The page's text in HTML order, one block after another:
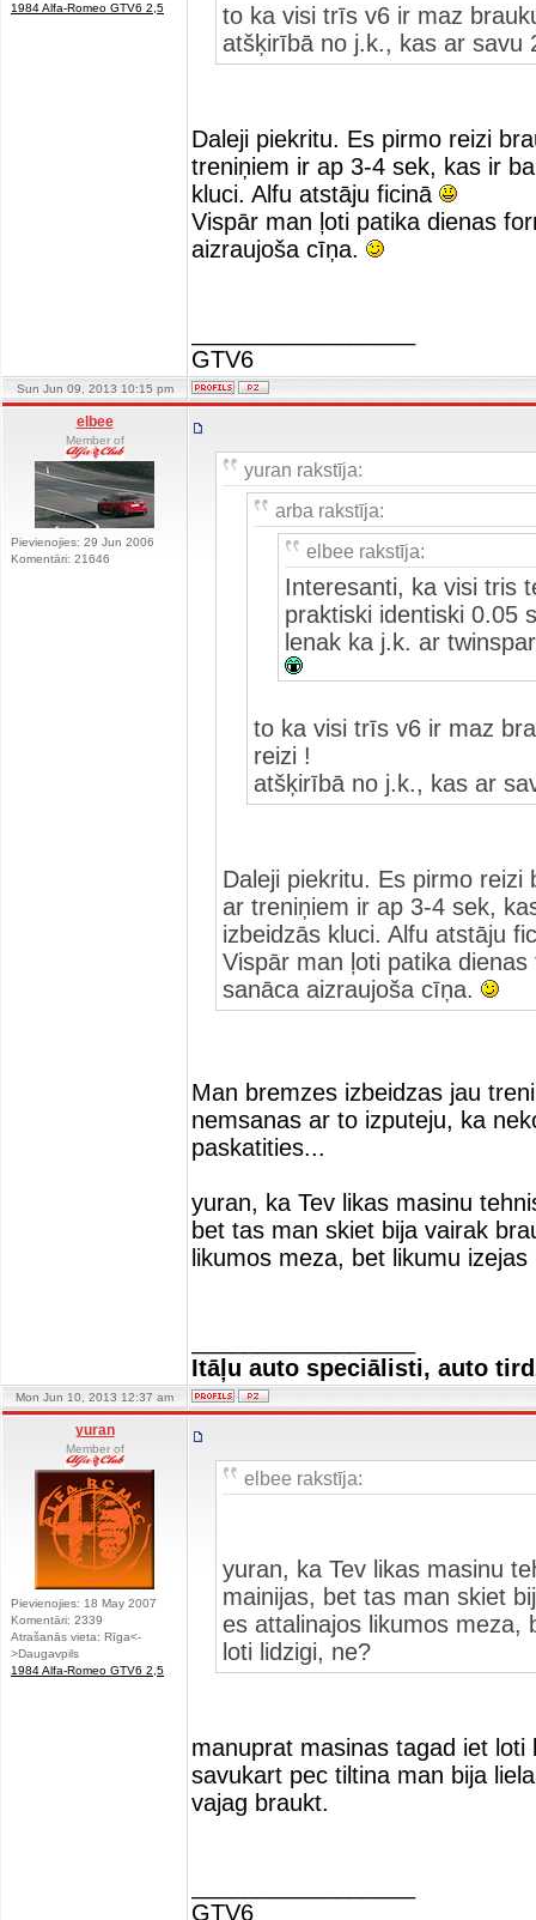
1984 Alfa-Romeo GTV6 2,5
to ka visi trīs v6 ir maz
atšķirībā no j.k., kas ar savu
Daleji piekritu. Es pirmo reizi
treniņiem ir ap 3-4 sek, kas ir
kluci. Alfu atstāju ficinā
Vispār man ļoti patika dienas
aizraujoša cīņa.
GTV6
Sun Jun 09, 2013 10:15 pm
elbee
Member of
Pievienojies: 29 Jun 2006
Komentāri: 21646
yuran rakstīja:
arba rakstīja:
elbee rakstīja:
Interesanti, ka visi tris
praktiski identiski 0.05
lenak ka j.k. ar
to ka visi trīs v6 ir maz
reizi !
atšķirībā no j.k., kas ar
Daleji piekritu. Es pirmo
ar treniņiem ir ap 3-4 sek,
izbeidzās kluci. Alfu atstāju
Vispār man ļoti patika
sanāca aizraujoša cīņa.
Man bremzes izbeidzas jau
nemsanas ar to izputeju, ka
paskatities...
yuran, ka Tev likas masinu
bet tas man skiet bija vairak
likumos meza, bet likumu
Itāļu auto speciālisti, auto
Mon Jun 10, 2013 12:37 am
yuran
Member of
Pievienojies: 18 May 2007
Komentāri: 2339
Atrašanās vieta: Rīga<-
>Daugavpils
1984 Alfa-Romeo GTV6 2,5
elbee rakstīja:
yuran, ka Tev likas masinu
mainijas, bet tas man skiet
es attalinajos likumos meza,
loti lidzigi, ne?
manuprat masinas tagad iet
savukart pec tiltina man bija
vajag braukt.
GTV6